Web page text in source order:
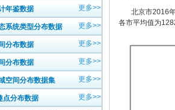
年鉴数据 更多>>
系统类型分布数据 更多>>
分布数据 更多>>
分布数据 更多>>
空间分布数据集 更多>>
点分布数据 更多>>
北京市2016年
各市平均值为